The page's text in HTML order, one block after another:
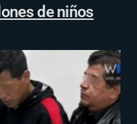
de niños